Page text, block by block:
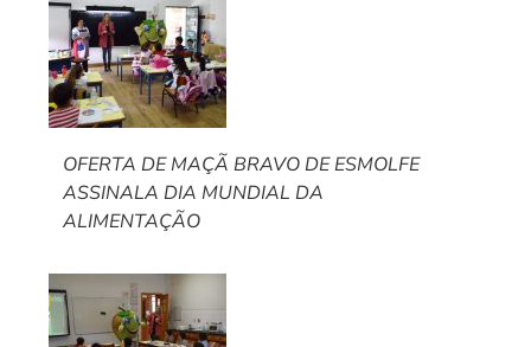
OFERTA DE MAÇÃ BRAVO DE ESMOLFE
ASSINALA DIA MUNDIAL DA
ALIMENTAÇÃO